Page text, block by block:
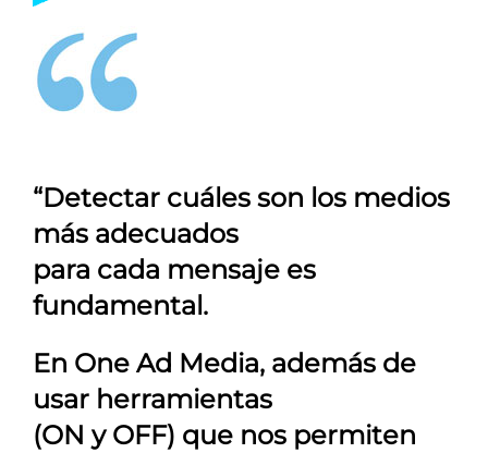
“Detectar cuáles son los medios
más adecuados
para cada mensaje es
fundamental.
En One Ad Media, además de
usar herramientas
(ON y OFF) que nos permiten